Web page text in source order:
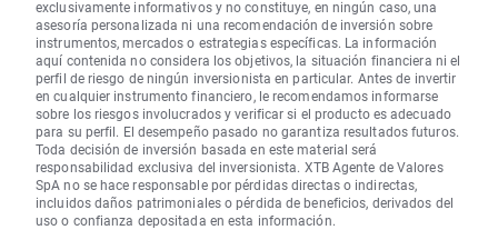
exclusivamente informativos y no constituye, en ningún caso, una
asesoría personalizada ni una recomendación de inversión sobre
instrumentos, mercados o estrategias específicas. La información
aquí contenida no considera los objetivos, la situación financiera ni el
perfil de riesgo de ningún inversionista en particular. Antes de invertir
en cualquier instrumento financiero, le recomendamos informarse
sobre los riesgos involucrados y verificar si el producto es adecuado
para su perfil. El desempeño pasado no garantiza resultados futuros.
Toda decisión de inversión basada en este material será
responsabilidad exclusiva del inversionista. XTB Agente de Valores
SpA no se hace responsable por pérdidas directas o indirectas,
incluidos daños patrimoniales o pérdida de beneficios, derivados del
uso o confianza depositada en esta información.